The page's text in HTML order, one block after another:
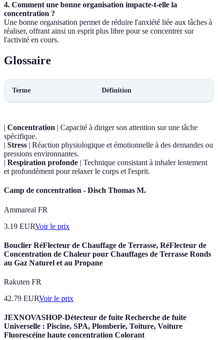
4. Comment une bonne organisation impacte-t-elle la
concentration ?
Une bonne organisation permet de réduire l'anxiété liée aux tâches à
réaliser, offrant ainsi un esprit plus libre pour se concentrer sur
l'activité en cours.
Glossaire
Terme Définition
| Concentration | Capacité à diriger son attention sur une tâche
spécifique.
| Stress | Réaction physiologique et émotionnelle à des demandes ou
pressions environnantes.
| Respiration profonde | Technique consistant à inhaler lentement
et profondément pour relaxer le corps et l'esprit.
Camp de concentration - Disch Thomas M.
Ammareal FR
3.19 EURVoir le prix
Bouclier RéFlecteur de Chauffage de Terrasse, RéFlecteur de
Concentration de Chaleur pour Chauffages de Terrasse Ronds
au Gaz Naturel et au Propane
Rakuten FR
42.79 EURVoir le prix
JEXNOVASHOP-Détecteur de fuite Recherche de fuite
Universelle : Piscine, SPA, Plomberie, Toiture, Voiture
Fluorescéine haute concentration Colorant